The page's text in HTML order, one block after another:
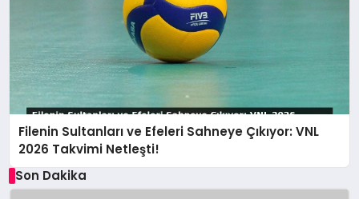
Filenin Sultanları ve Efeleri Sahneye Çıkıyor: VNL
2026 Takvimi Netleşti!
Son Dakika